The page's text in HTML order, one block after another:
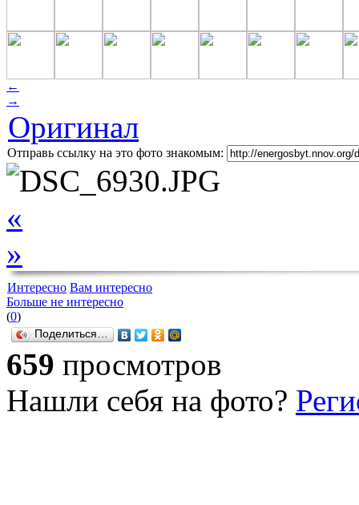
←
→
Оригинал
Отправь ссылку на это фото знакомым:
«
»
Интересно Вам интересно
Больше не интересно
(0)
Поделиться…
659 просмотров
Нашли себя на фото?